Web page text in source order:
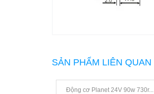
SẢN PHẨM LIÊN QUAN
Động cơ Planet 24V 90w 730r...